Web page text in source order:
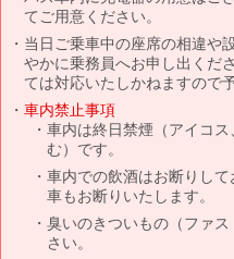
てご用意ください。
当日ご乗車中の座席の相違や
やかに乗務員へお申し出くだ
ては対応いたしかねますので
車内禁止事項
車内は終日禁煙（アイコ
む）です。
車内での飲酒はお断りし
車もお断りいたします。
臭いのきついもの（ファ
さい。